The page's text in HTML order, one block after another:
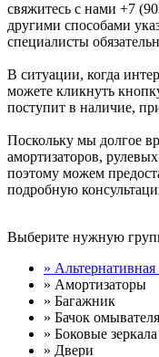
свяжитесь с нами +7
другими способами
специалисты
В ситуации, когда
можете кликнуть
поступит в наличие,
Поскольку мы долгое
амортизаторов,
поэтому можем
подробную
Выберите нужную
» Альтернативная
» Амортизаторы
» Багажник
» Бачок омывателя
» Боковые зеркала
» Двери